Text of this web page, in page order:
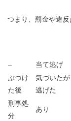
つまり、罰金や違
– 当て逃げ
ぶつけ
た後
気づいたが
逃げた
刑事処
分
あり